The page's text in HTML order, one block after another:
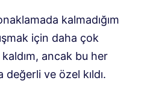
kalmadığım
için daha çok
ancak bu her
değerli ve özel kıldı.